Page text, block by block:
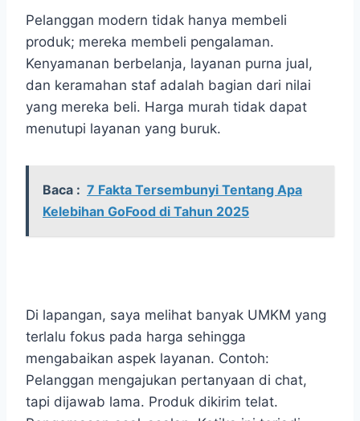
Pelanggan modern tidak hanya membeli
produk; mereka membeli pengalaman.
Kenyamanan berbelanja, layanan purna jual,
dan keramahan staf adalah bagian dari nilai
yang mereka beli. Harga murah tidak dapat
menutupi layanan yang buruk.
Baca : 7 Fakta Tersembunyi Tentang Apa
Kelebihan GoFood di Tahun 2025
Di lapangan, saya melihat banyak UMKM yang
terlalu fokus pada harga sehingga
mengabaikan aspek layanan. Contoh:
Pelanggan mengajukan pertanyaan di chat,
tapi dijawab lama. Produk dikirim telat.